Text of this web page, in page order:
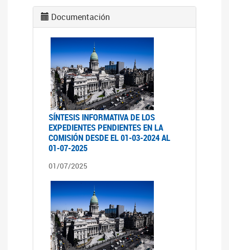
Documentación
SÍNTESIS INFORMATIVA DE LOS
EXPEDIENTES PENDIENTES EN LA
COMISIÓN DESDE EL 01-03-2024 AL
01-07-2025
01/07/2025